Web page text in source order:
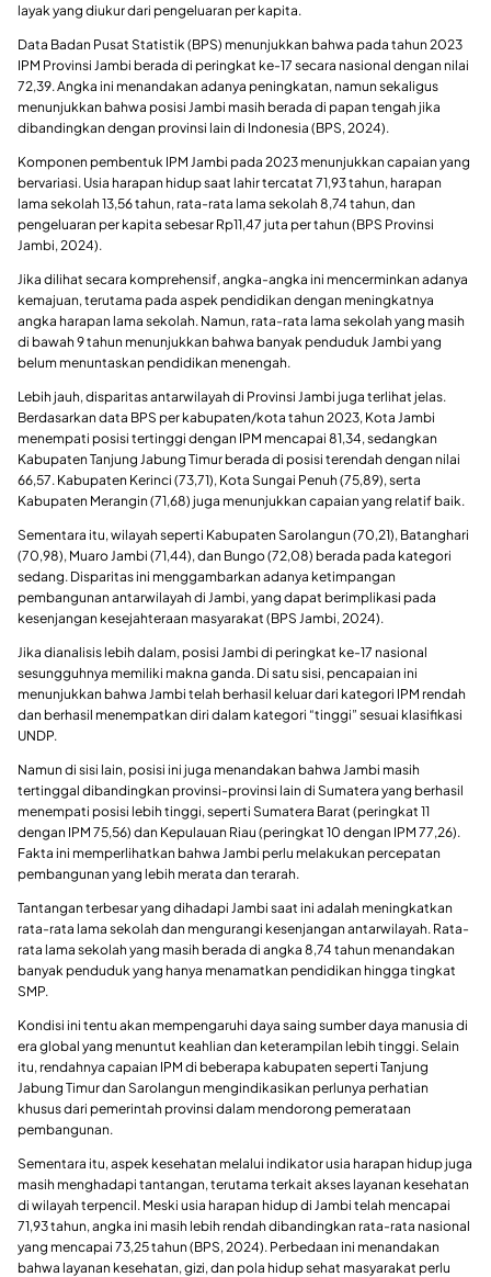
layak yang diukur dari pengeluaran per kapita.
Data Badan Pusat Statistik (BPS) menunjukkan bahwa pada tahun 2023
IPM Provinsi Jambi berada di peringkat ke-17 secara nasional dengan nilai
72,39. Angka ini menandakan adanya peningkatan, namun sekaligus
menunjukkan bahwa posisi Jambi masih berada di papan tengah jika
dibandingkan dengan provinsi lain di Indonesia (BPS, 2024).
Komponen pembentuk IPM Jambi pada 2023 menunjukkan capaian yang
bervariasi. Usia harapan hidup saat lahir tercatat 71,93 tahun, harapan
lama sekolah 13,56 tahun, rata-rata lama sekolah 8,74 tahun, dan
pengeluaran per kapita sebesar Rp11,47 juta per tahun (BPS Provinsi
Jambi, 2024).
Jika dilihat secara komprehensif, angka-angka ini mencerminkan adanya
kemajuan, terutama pada aspek pendidikan dengan meningkatnya
angka harapan lama sekolah. Namun, rata-rata lama sekolah yang masih
di bawah 9 tahun menunjukkan bahwa banyak penduduk Jambi yang
belum menuntaskan pendidikan menengah.
Lebih jauh, disparitas antarwilayah di Provinsi Jambi juga terlihat jelas.
Berdasarkan data BPS per kabupaten/kota tahun 2023, Kota Jambi
menempati posisi tertinggi dengan IPM mencapai 81,34, sedangkan
Kabupaten Tanjung Jabung Timur berada di posisi terendah dengan nilai
66,57. Kabupaten Kerinci (73,71), Kota Sungai Penuh (75,89), serta
Kabupaten Merangin (71,68) juga menunjukkan capaian yang relatif baik.
Sementara itu, wilayah seperti Kabupaten Sarolangun (70,21), Batanghari
(70,98), Muaro Jambi (71,44), dan Bungo (72,08) berada pada kategori
sedang. Disparitas ini menggambarkan adanya ketimpangan
pembangunan antarwilayah di Jambi, yang dapat berimplikasi pada
kesenjangan kesejahteraan masyarakat (BPS Jambi, 2024).
Jika dianalisis lebih dalam, posisi Jambi di peringkat ke-17 nasional
sesungguhnya memiliki makna ganda. Di satu sisi, pencapaian ini
menunjukkan bahwa Jambi telah berhasil keluar dari kategori IPM rendah
dan berhasil menempatkan diri dalam kategori “tinggi” sesuai klasifikasi
UNDP.
Namun di sisi lain, posisi ini juga menandakan bahwa Jambi masih
tertinggal dibandingkan provinsi-provinsi lain di Sumatera yang berhasil
menempati posisi lebih tinggi, seperti Sumatera Barat (peringkat 11
dengan IPM 75,56) dan Kepulauan Riau (peringkat 10 dengan IPM 77,26).
Fakta ini memperlihatkan bahwa Jambi perlu melakukan percepatan
pembangunan yang lebih merata dan terarah.
Tantangan terbesar yang dihadapi Jambi saat ini adalah meningkatkan
rata-rata lama sekolah dan mengurangi kesenjangan antarwilayah. Rata-
rata lama sekolah yang masih berada di angka 8,74 tahun menandakan
banyak penduduk yang hanya menamatkan pendidikan hingga tingkat
SMP.
Kondisi ini tentu akan mempengaruhi daya saing sumber daya manusia di
era global yang menuntut keahlian dan keterampilan lebih tinggi. Selain
itu, rendahnya capaian IPM di beberapa kabupaten seperti Tanjung
Jabung Timur dan Sarolangun mengindikasikan perlunya perhatian
khusus dari pemerintah provinsi dalam mendorong pemerataan
pembangunan.
Sementara itu, aspek kesehatan melalui indikator usia harapan hidup juga
masih menghadapi tantangan, terutama terkait akses layanan kesehatan
di wilayah terpencil. Meski usia harapan hidup di Jambi telah mencapai
71,93 tahun, angka ini masih lebih rendah dibandingkan rata-rata nasional
yang mencapai 73,25 tahun (BPS, 2024). Perbedaan ini menandakan
bahwa layanan kesehatan, gizi, dan pola hidup sehat masyarakat perlu